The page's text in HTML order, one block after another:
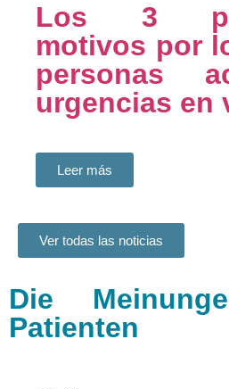
Los 3
motivos por
personas
urgencias en
Leer más
Ver todas las noticias
Die
Patienten